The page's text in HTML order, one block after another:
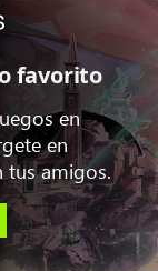
favorito
en
en
tus amigos.